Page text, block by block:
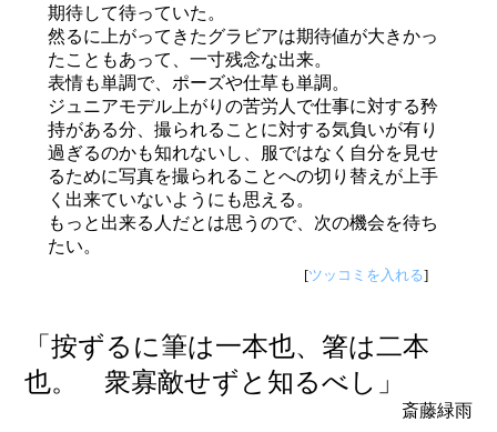
期待して待っていた。
然るに上がってきたグラビアは期待値が大きかっ
たこともあって、一寸残念な出来。
表情も単調で、ポーズや仕草も単調。
ジュニアモデル上がりの苦労人で仕事に対する矜
持がある分、撮られることに対する気負いが有り
過ぎるのかも知れないし、服ではなく自分を見せ
るために写真を撮られることへの切り替えが上手
く出来ていないようにも思える。
もっと出来る人だとは思うので、次の機会を待ち
たい。
[ツッコミを入れる]
「按ずるに筆は一本也、箸は二本
也。 衆寡敵せずと知るべし」
斎藤緑雨